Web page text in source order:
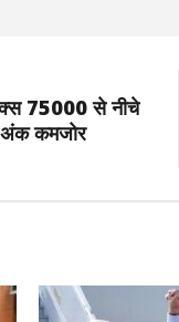
75000 से नीचे
अंक कमजोर